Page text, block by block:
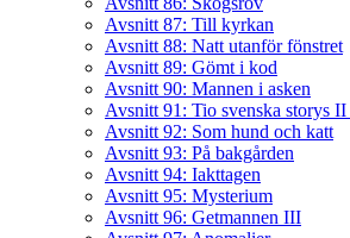
Avsnitt 87: Till kyrkan
Avsnitt 88: Natt utanför fönstret
Avsnitt 89: Gömt i kod
Avsnitt 90: Mannen i asken
Avsnitt 91: Tio svenska storys
Avsnitt 92: Som hund och katt
Avsnitt 93: På bakgården
Avsnitt 94: Iakttagen
Avsnitt 95: Mysterium
Avsnitt 96: Getmannen III